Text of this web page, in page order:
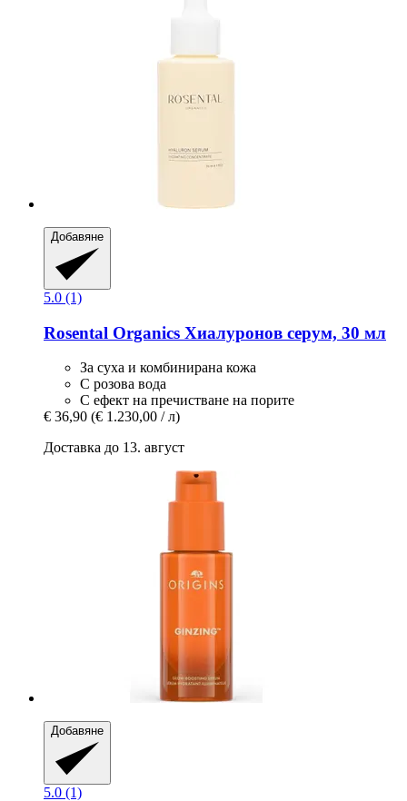
Добавяне
5.0 (1)
Rosental Organics Хиалуронов серум, 30 мл
За суха и комбинирана кожа
С розова вода
С ефект на пречистване на порите
€ 36,90 (€ 1.230,00 / л)
Доставка до 13. август
Добавяне
5.0 (1)